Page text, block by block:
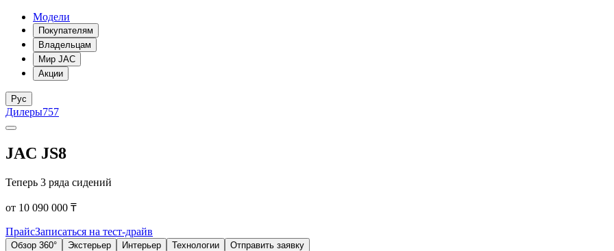
Модели
Покупателям
Владельцам
Мир JAC
Акции
Рус
Дилеры757
JAC JS8
Теперь 3 ряда сидений
от 10 090 000 ₸
ПрайсЗаписаться на тест-драйв
Обзор 360° Экстерьер Интерьер Технологии Отправить заявку